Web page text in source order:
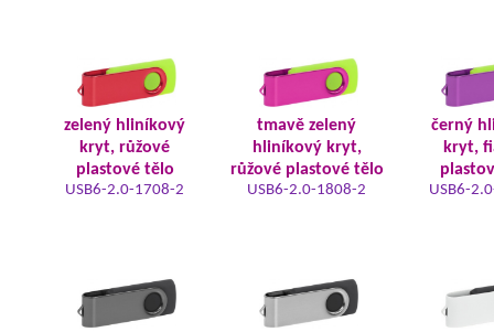
zelený hliníkový
kryt, růžové
plastové tělo
USB6-2.0-1708-2
tmavě zelený
hliníkový kryt,
růžové plastové tělo
USB6-2.0-1808-2
černý
kryt,
USB6-